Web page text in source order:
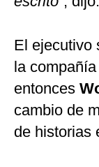
El ejecutivo
la
entonces
cambio de
de historias